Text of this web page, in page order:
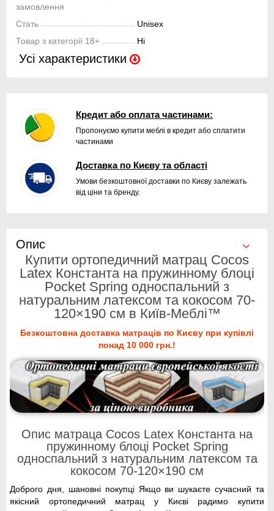
замовлення
Стать
Unisex
Товар з категорії 18+
Hi
Усі характеристики
Кредит або оплата частинами:
Пропонуємо купити меблі в кредит або сплатити
частинами
Доставка по Києву та області
Умови безкоштовної доставки по Києву залежать
від ціни та бренду.
Опис
Купити ортопедичний матрац Cocos
Latex Константа на пружинному блоці
Pocket Spring односпальний з
натуральним латексом та кокосом 70-
120×190 см в Київ-Меблі™
Безкоштовна доставка матраців по Києву при купівлі
понад 10 000 грн.!
Опис матраца Cocos Latex Константа на
пружинному блоці Pocket Spring
односпальний з натуральним латексом та
кокосом 70-120×190 см
Доброго дня, шановні покупці Якщо ви шукаєте сучасний та
якісний ортопедичний матрац у Києві радимо купити